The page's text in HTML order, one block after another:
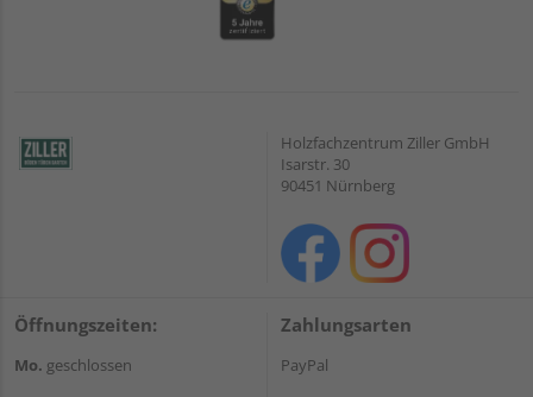
Holzfachzentrum Ziller GmbH
Isarstr. 30
90451 Nürnberg
Öffnungszeiten:
Mo. geschlossen
Zahlungsarten
PayPal